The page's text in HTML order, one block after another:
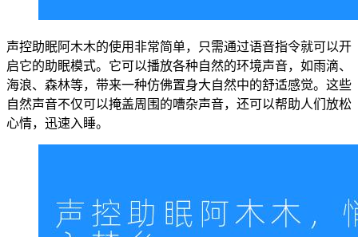
声控助眠阿木木的使用非常简单，只需通过语音指令就可以开
启它的助眠模式。它可以播放各种自然的环境声音，如雨滴、
海浪、森林等，带来一种仿佛置身大自然中的舒适感觉。这些
自然声音不仅可以掩盖周围的嘈杂声音，还可以帮助人们放松
心情，迅速入睡。